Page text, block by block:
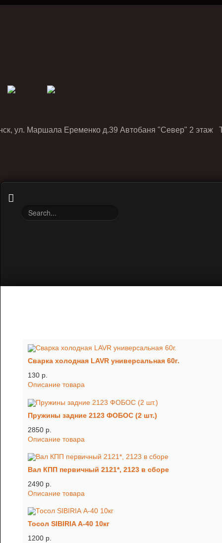
ул. Маршала Еременко д.39 Автобаня "Север" 2 этаж
Сварка холодная LAVR универсальная 60г.
130 p.
Описание товара
Пружины задние 2123 ФОБОС (2 шт.)
2850 p.
Описание товара
Вал КПП первичный 2121*, 2123 в сборе
2490 p.
Описание товара
Тосол SIBIRIA А-40 10кг
1200 p.